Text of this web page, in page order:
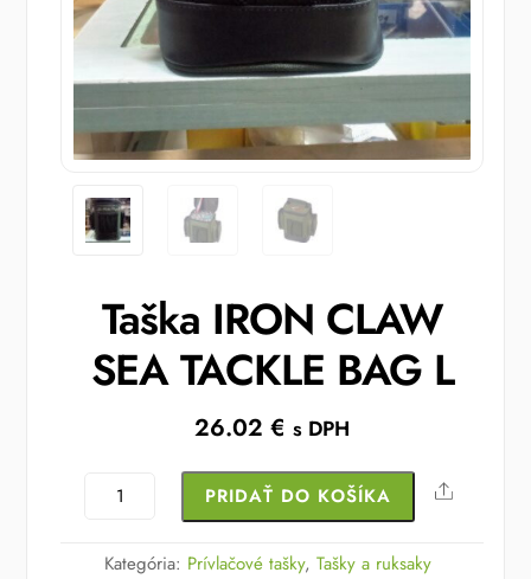
Taška IRON CLAW
SEA TACKLE BAG L
26.02€ s DPH
množstvo
IRON
PRIDAŤ DO KOŠÍKA Share
Kategória: Prívlačové tašky,Tašky a ruksaky